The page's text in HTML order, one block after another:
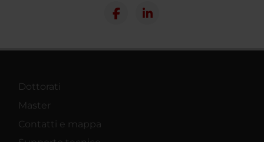
Dottorati
Master
Contatti e mappa